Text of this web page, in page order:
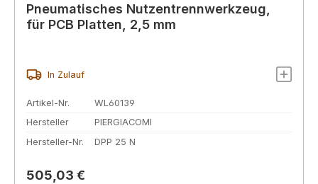
Pneumatisches Nutzentrennwerkzeug,
für PCB Platten, 2,5 mm
In Zulauf
Artikel-Nr.
WL60139
Hersteller
PIERGIACOMI
Hersteller-Nr.
DPP 25 N
Regulärer Preis:
505,03 €